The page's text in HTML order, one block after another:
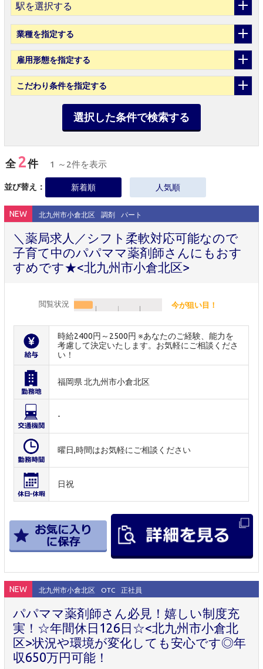
駅を選択する
業種を指定する
雇用形態を指定する
こだわり条件を指定する
選択した条件で検索する
全2件 1 ～2件を表示
並び替え： 新着順 人気順
NEW 北九州市小倉北区 調剤 パート
＼薬局求人／シフト柔軟対応可能なので
子育て中のパパママ薬剤師さんにもおす
すめです★<北九州市小倉北区>
閲覧状況 今が狙い目！
時給2400円～2500円 ※あなたのご経験、能力を
考慮して決定いたします。お気軽にご相談くださ
い！
福岡県 北九州市小倉北区
-
曜日,時間はお気軽にご相談ください
日祝
NEW 北九州市小倉北区 OTC 正社員
パパママ薬剤師さん必見！嬉しい制度充
実！☆年間休日126日☆<北九州市小倉北
区>状況や環境が変化しても安心です◎年
収650万円可能！